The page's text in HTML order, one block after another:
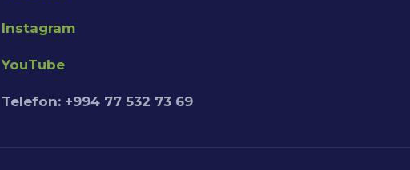
Instagram
YouTube
Telefon: +994 77 532 73 69